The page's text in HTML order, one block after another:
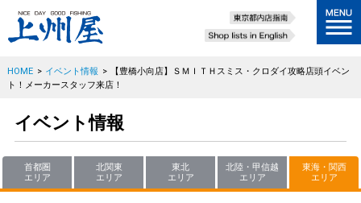
HOME > イベント情報 >
【豊橋小向店】ＳＭＩＴＨスミス・クロダイ攻略店頭イベン
ト！メーカースタッフ来店！
イベント情報
首都圏
エリア
北関東
エリア
東北
エリア
北陸・甲信越
エリア
東海・関西
エリア